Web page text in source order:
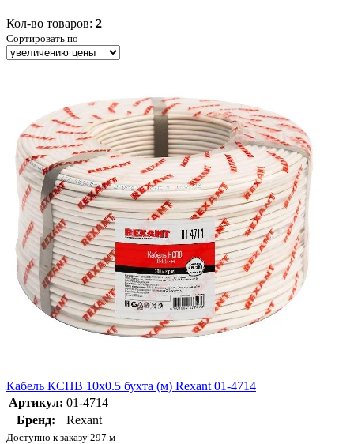
Кол-во товаров: 2
Сортировать по
Кабель КСПВ 10х0.5 бухта (м) Rexant 01-4714
Артикул: 01-4714
Бренд:
Rexant
Доступно к заказу 297 м